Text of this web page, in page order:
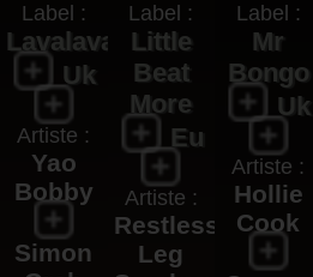
Label :
Lavalava
Uk
Artiste :
Yao
Bobby
Simon
Label :
Little
Beat
More
Eu
Artiste :
Restless
Leg
Label :
Mr
Bongo
Uk
Artiste :
Hollie
Cook